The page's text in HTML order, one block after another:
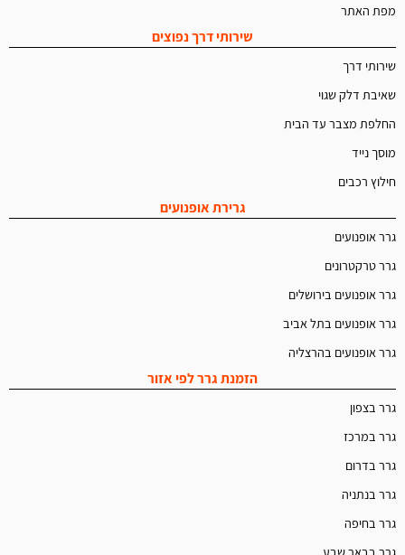
מפת האתר
שירותי דרך נפוצים
שירותי דרך
שאיבת דלק שגוי
החלפת מצבר עד הבית
מוסך נייד
חילוץ רכבים
גרירת אופנועים
גרר אופנועים
גרר טרקטרונים
גרר אופנועים בירושלים
גרר אופנועים בתל אביב
גרר אופנועים בהרצליה
הזמנת גרר לפי אזור
גרר בצפון
גרר במרכז
גרר בדרום
גרר בנתניה
גרר בחיפה
גרר בבאר שבע